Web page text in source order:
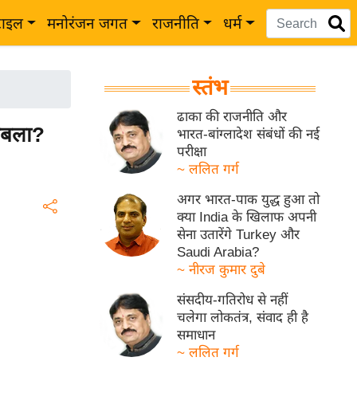
मनोरंजन जगत राजनीति धर्म
स्तंभ
ढाका की राजनीति और
भारत-बांग्लादेश संबंधों की नई
परीक्षा
~ ललित गर्ग
अगर भारत-पाक युद्ध हुआ तो
क्या India के खिलाफ अपनी
सेना उतारेंगे Turkey और
Saudi Arabia?
~ नीरज कुमार दुबे
संसदीय-गतिरोध से नहीं
चलेगा लोकतंत्र, संवाद ही है
समाधान
~ ललित गर्ग